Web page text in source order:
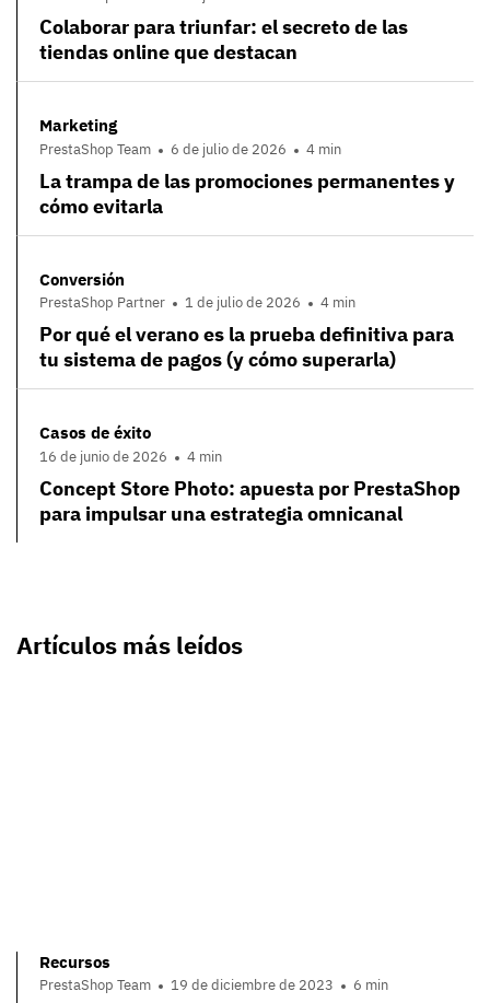
Colaborar para triunfar: el secreto de las
tiendas online que destacan
Marketing
PrestaShop Team 6 de julio de 2026 4 min
La trampa de las promociones permanentes y
cómo evitarla
Conversión
PrestaShop Partner 1 de julio de 2026 4 min
Por qué el verano es la prueba definitiva para
tu sistema de pagos (y cómo superarla)
Casos de éxito
16 de junio de 2026 4 min
Concept Store Photo: apuesta por PrestaShop
para impulsar una estrategia omnicanal
Artículos más leídos
Recursos
PrestaShop Team 19 de diciembre de 2023 6 min